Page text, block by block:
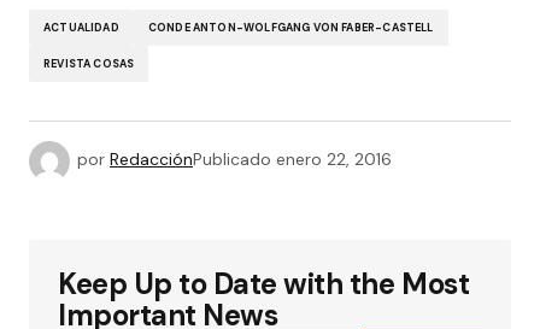
ACTUALIDAD CONDE ANTON-WOLFGANG VON FABER-CASTELL
REVISTA COSAS
por RedacciónPublicado enero 22, 2016
Keep Up to Date with the Most
Important News